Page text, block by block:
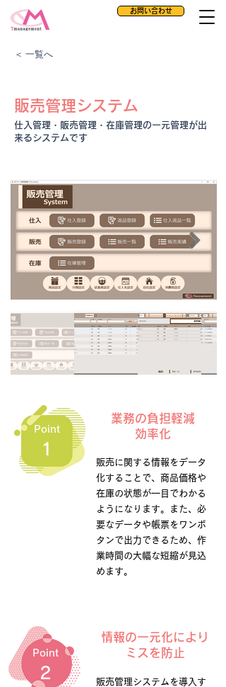
お問い合わせ
＜ 一覧へ
販売管理システム
仕入管理・販売管理・在庫管理の一元管理が出
来るシステムです
Point
1
業務の負担軽減
効率化
販売に関する情報をデータ
化することで、商品価格や
在庫の状態が一目でわかる
ようになります。また、必
要なデータや帳票をワンボ
タンで出力できるため、作
業時間の大幅な短縮が見込
めます。
Point
​2
情報の一元化により
ミスを防止
販売管理システムを導入す